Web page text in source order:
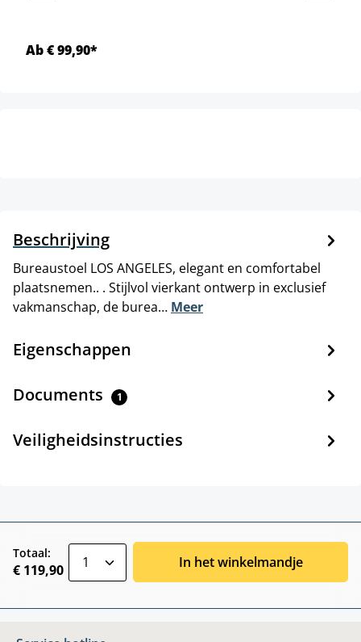
Ab € 99,90*
Beschrijving
Bureaustoel LOS ANGELES, elegant en comfortabel
plaatsnemen.. . Stijlvol vierkant ontwerp in exclusief
vakmanschap, de burea… Meer
Eigenschappen
Documents 1
Veiligheidsinstructies
Totaal:
€ 119,90 In het winkelmandje